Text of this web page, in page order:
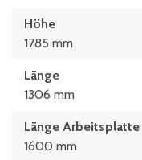
Höhe
1785 mm
Länge
1306 mm
Länge Arbeitsplatte
1600 mm